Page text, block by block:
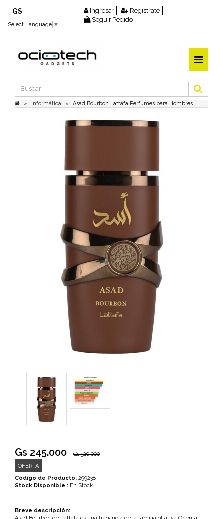
GS
Select Language ▼
Ingresar
Registrate
Seguir Pedido
Informática Asad Bourbon Lattafa Perfumes para Hombres
Gs 245.000
Gs 320.000
OFERTA
Código de Producto: 299238
Stock Disponible : En Stock
Breve descripción:
Asad Bourbon de Lattafa es una fragancia de la familia olfativa Oriental